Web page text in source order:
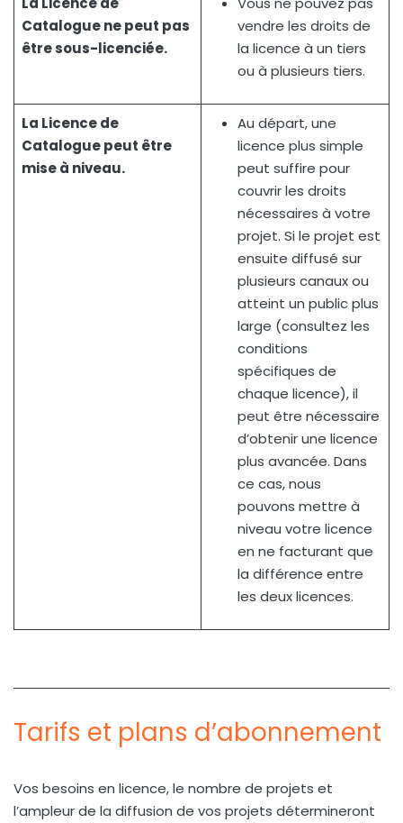
Catalogue ne peut pas
être sous-licenciée.
vendre les droits de
la licence à un tiers
ou à plusieurs tiers.
La Licence de
Catalogue peut être
mise à niveau.
Au départ, une
licence plus simple
peut suffire pour
couvrir les droits
nécessaires à votre
projet. Si le projet est
ensuite diffusé sur
plusieurs canaux ou
atteint un public plus
large (consultez les
conditions
spécifiques de
chaque licence), il
peut être nécessaire
d’obtenir une licence
plus avancée. Dans
ce cas, nous
pouvons mettre à
niveau votre licence
en ne facturant que
la différence entre
les deux licences.
Tarifs et plans d’abonnement
Vos besoins en licence, le nombre de projets et
l’ampleur de la diffusion de vos projets détermineront